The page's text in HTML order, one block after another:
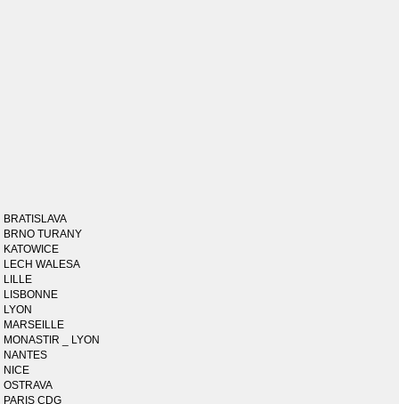
BRATISLAVA
BRNO TURANY
KATOWICE
LECH WALESA
LILLE
LISBONNE
LYON
MARSEILLE
MONASTIR _ LYON
NANTES
NICE
OSTRAVA
PARIS CDG